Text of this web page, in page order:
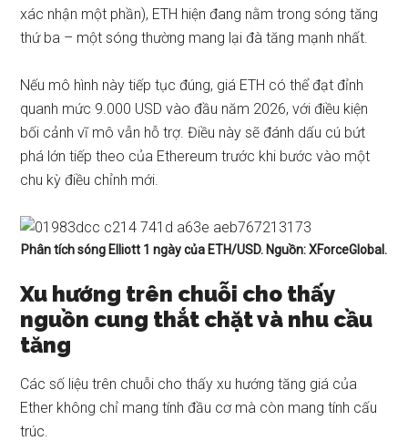
xác nhận một phần), ETH hiện đang nằm trong sóng tăng
thứ ba – một sóng thường mang lại đà tăng mạnh nhất.
Nếu mô hình này tiếp tục đúng, giá ETH có thể đạt đỉnh
quanh mức 9.000 USD vào đầu năm 2026, với điều kiện
bối cảnh vĩ mô vẫn hỗ trợ. Điều này sẽ đánh dấu cú bứt
phá lớn tiếp theo của Ethereum trước khi bước vào một
chu kỳ điều chỉnh mới.
Phân tích sóng Elliott 1 ngày của ETH/USD. Nguồn: XForceGlobal.
Xu hướng trên chuỗi cho thấy
nguồn cung thắt chặt và nhu cầu
tăng
Các số liệu trên chuỗi cho thấy xu hướng tăng giá của
Ether không chỉ mang tính đầu cơ mà còn mang tính cấu
trúc.